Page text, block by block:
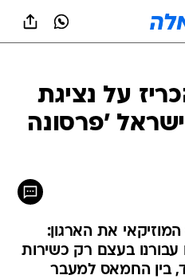
על נציגת
'פרסונה
את הארגון:
בעצם רק כשירות
בין החמאס למעבר